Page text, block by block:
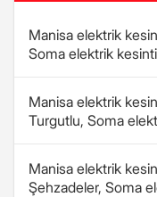
Manisa elektrik
Soma elektrik
Manisa elektrik
Turgutlu, Soma
Manisa elektrik
Şehzadeler, Soma